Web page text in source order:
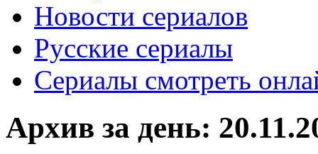
Новости сериалов
Русские сериалы
Сериалы смотреть
Архив за день: